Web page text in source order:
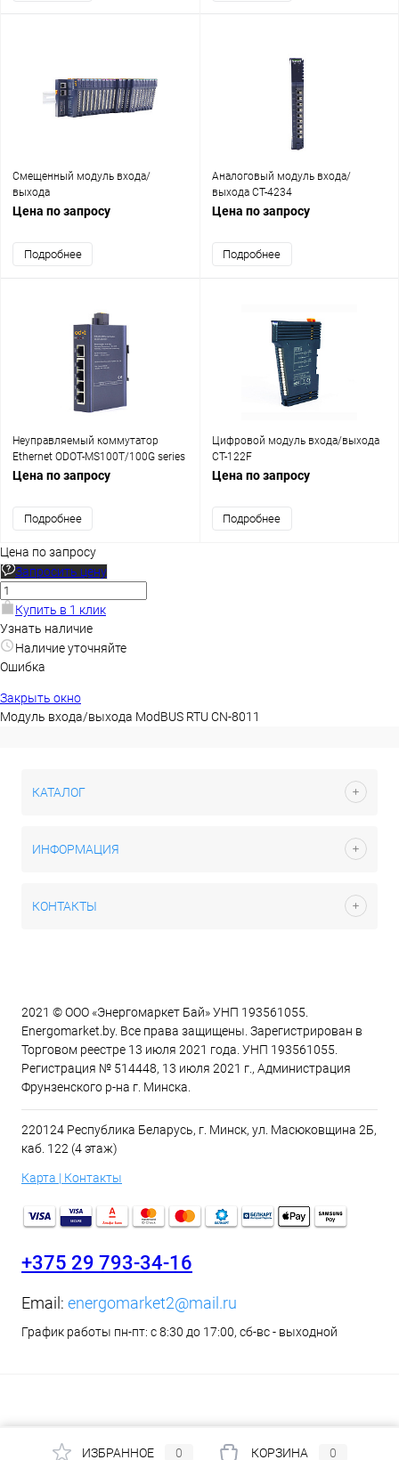
Смещенный модуль входа/
выхода
Цена по запросу
Подробнее
Аналоговый модуль входа/
выхода CT-4234
Цена по запросу
Подробнее
Неуправляемый коммутатор
Ethernet ODOT-MS100T/100G series
Цена по запросу
Подробнее
Цифровой модуль входа/выхода
CT-122F
Цена по запросу
Подробнее
Цена по запросу
Запросить цену
Купить в 1 клик
Узнать наличие
Наличие уточняйте
Ошибка
Закрыть окно
Модуль входа/выхода ModBUS RTU CN-8011
КАТАЛОГ
ИНФОРМАЦИЯ
КОНТАКТЫ
2021 © ООО «Энергомаркет Бай» УНП 193561055.
Energomarket.by. Все права защищены. Зарегистрирован в
Торговом реестре 13 июля 2021 года. УНП 193561055.
Регистрация № 514448, 13 июля 2021 г., Администрация
Фрунзенского р-на г. Минска.
220124 Республика Беларусь, г. Минск, ул. Масюковщина 2Б,
каб. 122 (4 этаж)
Карта | Контакты
+375 29 793-34-16
Email: energomarket2@mail.ru
График работы пн-пт: с 8:30 до 17:00, сб-вс - выходной
ИЗБРАННОЕ 0 КОРЗИНА 0